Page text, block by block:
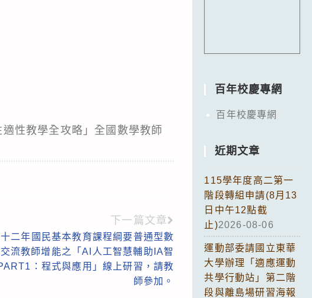
性教學全攻略」全國數學教師
下一篇文章
二年國民基本教育課程綱要普通型數
流教師增能之「AI人工智慧輔助IA智
：程式與應用」線上研習，請教
師參加。
百年校慶專網
百年校慶專網
近期文章
115學年度高二第一
階段轉組申請(8月13
日中午12點截
止)2026-08-06
運動部委請國立東華
大學辦理「適應運動
共學行動站」第二階
段與離島場研習海報